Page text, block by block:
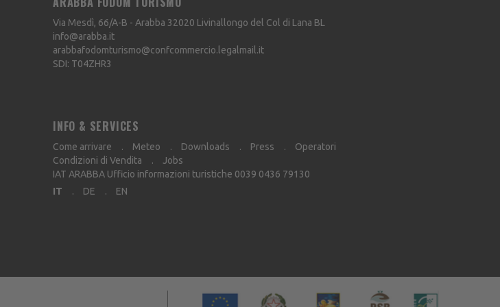
Via Mesdì, 66/A-B - Arabba 32020 Livinallongo del Col di Lana BL
info@arabba.it
arabbafodomturismo@confcommercio.legalmail.it
SDI: T04ZHR3
INFO & SERVICES
Come arrivare Meteo Downloads Press
Operatori
Condizioni di Vendita
Jobs
IAT ARABBA Ufficio informazioni turistiche 0039 0436 79130
IT
DE EN